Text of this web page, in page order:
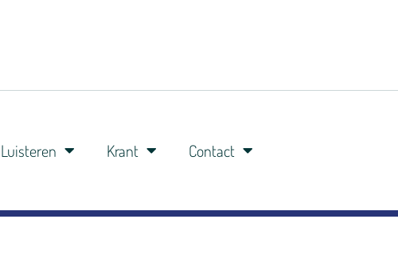
Luisteren Krant Contact